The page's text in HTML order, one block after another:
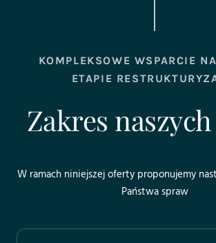
KOMPLEKSOWE WSPARCIE
ETAPIE
Zakres naszych
W ramach niniejszej oferty proponujemy
Państwa spraw